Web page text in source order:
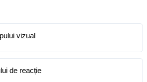
vizual
de reacție